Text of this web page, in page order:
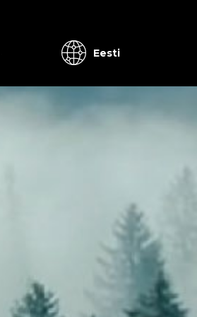
Eesti